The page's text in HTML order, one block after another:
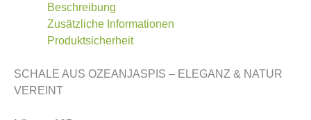
Beschreibung
Zusätzliche Informationen
Produktsicherheit
SCHALE AUS OZEANJASPIS – ELEGANZ & NATUR
VEREINT